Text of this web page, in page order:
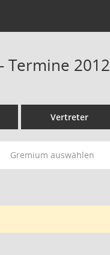
Termine 2012
Vertreter
Gremium auswählen